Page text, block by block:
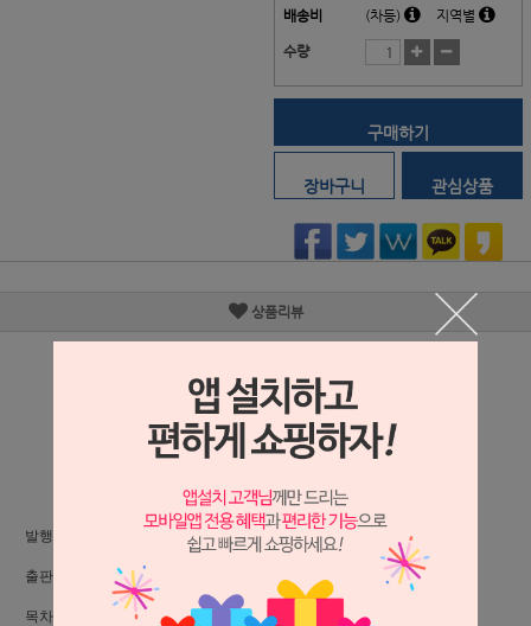
배송비 (차등) 지역별
수량
구매하기
장바구니 관심상품
상품리뷰
상세정보 새창 열기
상세 정보를 확대해 보실 수 있습니다.
발행일: 2022.07.05, 136p/22cm * 30cm, 칼라인쇄,
출판: 대한나래출판사, ISBN 978-89-5741-870-3
목차